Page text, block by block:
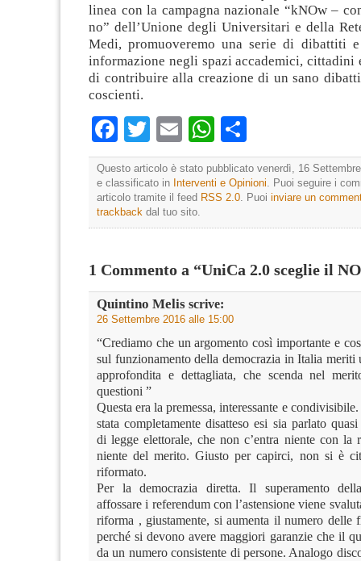
linea con la campagna nazionale “kNOw –
no” dell’Unione degli Universitari e della
Medi, promuoveremo una serie di dibattiti
informazione negli spazi accademici,
di contribuire alla creazione di un sano
coscienti.
Facebook
TwitterEmailWhatsApp
Questo articolo è stato pubblicato venerdì, 16
e classificato in Interventi e Opinioni . Puoi seguire i
articolo tramite il feed RSS 2.0 . Puoi inviare un
trackback dal tuo sito.
1 Commento a “UniCa 2.0 sceglie il
Quintino Melis scrive:
26 Settembre 2016 alle 15:00
“Crediamo che un argomento così importante e
sul funzionamento della democrazia in Italia meriti
approfondita e dettagliata, che scenda nel
questioni ”
Questa era la premessa, interessante e
stata completamente disatteso esi sia parlato quasi
di legge elettorale, che non c’entra niente con la
niente del merito. Giusto per capirci, non si è
riformato.
Per la democrazia diretta. Il superamento
affossare i referendum con l’astensione viene
riforma , giustamente, si aumenta il numero delle
perché si devono avere maggiori garanzie che il
da un numero consistente di persone. Analogo